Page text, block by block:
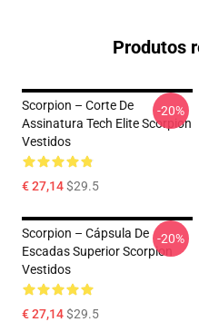
Produtos
Scorpion – Corte De
Assinatura Tech Elite Scorpion
Vestidos
€ 27,14$29.5
-20%
Scorpion – Cápsula De
Escadas Superior Scorpion
Vestidos
€ 27,14$29.5
-20%